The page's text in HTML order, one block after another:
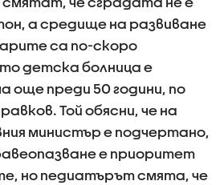
а средище на развиване
са по-скоро
детска болница е
още преди 50 години, по
Той обясни, че на
министър е подчертано,
е приоритет
но педиатърът смята, че